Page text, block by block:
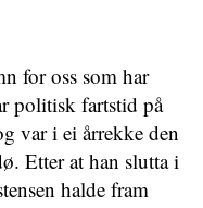
for oss som har
politisk fartstid på
var i ei årrekke den
Etter at han slutta i
halde fram